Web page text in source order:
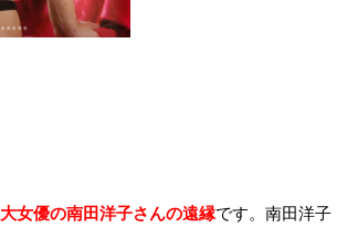
大女優の南田洋子さんの遠縁です。南田洋子